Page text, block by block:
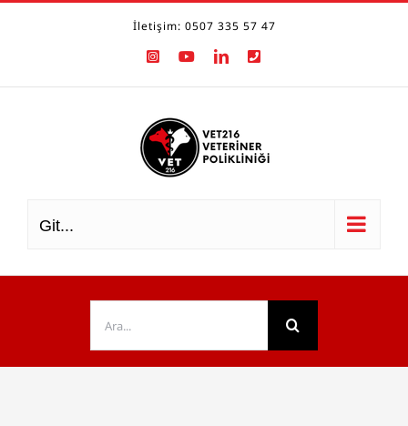
İletişim: 0507 335 57 47
InstagramYouTubeLinkedIn
Git...